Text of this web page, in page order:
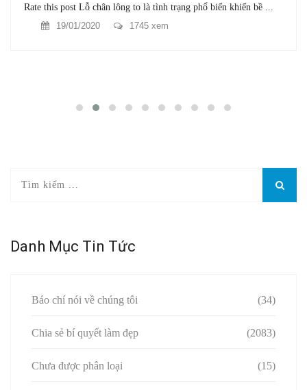
Rate this post Lỗ chân lông to là tình trạng phổ biến khiến bề ...
19/01/2020
1745 xem
Danh Mục Tin Tức
Báo chí nói về chúng tôi (34)
Chia sẻ bí quyết làm đẹp (2083)
Chưa được phân loại (15)